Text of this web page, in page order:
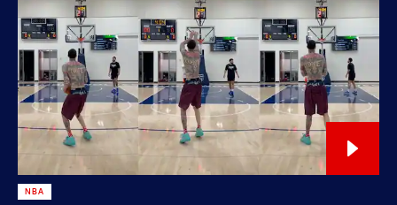
NBA